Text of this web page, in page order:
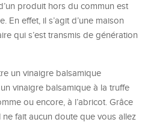
produit hors du commun est
En effet, il s’agit d’une maison
qui s’est transmis de génération
un vinaigre balsamique
vinaigre balsamique à la truffe
ou encore, à l’abricot. Grâce
fait aucun doute que vous allez